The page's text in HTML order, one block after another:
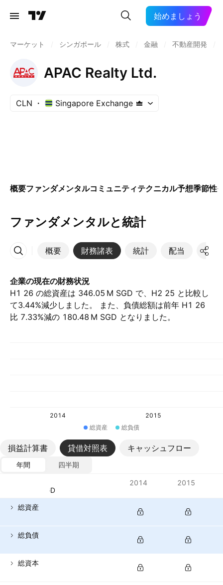
始めましょう
マーケット シンガポール 株式 金融 不動産開発
APAC Realty Ltd.
CLN Singapore Exchange
概要ファンダメンタルコミュニティテクニカル予想季節性
ファンダメンタルと統計
概要 財務諸表 統計 配当 決算
その他
企業の現在の財務状況
H1 26 の総資産は ‪346.05 M‬ SGD で、H2 25 と比較し
て3.44%減少しました。 また、負債総額は前年 H1 26
比 7.33%減の ‪180.48 M‬ SGD となりました。
2014
2015
総資産
総負債
損益計算書 貸借対照表 キャッシュフロー
年間
四半期
通貨: SGD
2014 2015
総資産
総負債
総資本